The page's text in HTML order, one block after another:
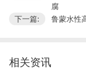
腐
下一篇:
鲁蒙水性
相关资讯